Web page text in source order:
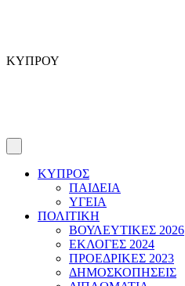
ΚΥΠΡΟΥ
ΚΥΠΡΟΣ
ΠΑΙΔΕΙΑ
ΥΓΕΙΑ
ΠΟΛΙΤΙΚΗ
ΒΟΥΛΕΥΤΙΚΕΣ 2026
ΕΚΛΟΓΕΣ 2024
ΠΡΟΕΔΡΙΚΕΣ 2023
ΔΗΜΟΣΚΟΠΗΣΕΙΣ